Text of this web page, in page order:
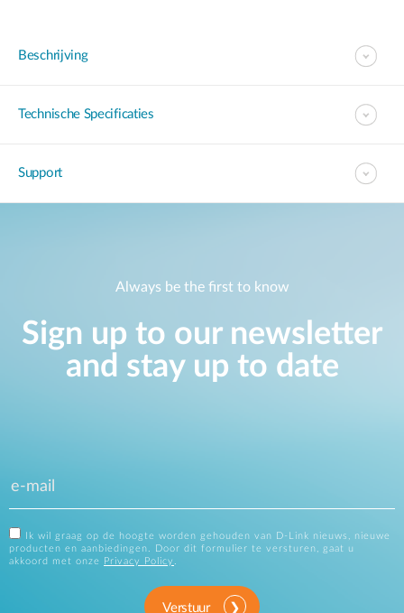
Beschrijving
Technische Specificaties
Support
Always be the first to know
Sign up to our newsletter
and stay up to date
Ik wil graag op de hoogte worden gehouden van D-Link nieuws, nieuwe
producten en aanbiedingen. Door dit formulier te versturen, gaat u
akkoord met onze
Privacy Policy .
Verstuur